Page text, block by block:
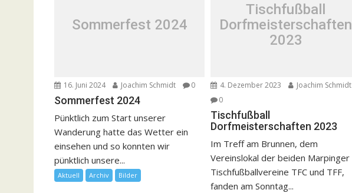
Sommerfest 2024
16. Juni 2024 Joachim Schmidt 0
Sommerfest 2024
Pünktlich zum Start unserer
Wanderung hatte das Wetter ein
einsehen und so konnten wir
pünktlich unsere...
Aktuell Archiv Bilder
Tischfußball
Dorfmeisterschaften
2023
4. Dezember 2023
Joachim Schmidt
0
Tischfußball
Dorfmeisterschaften 2023
Im Treff am Brunnen, dem
Vereinslokal der beiden Marpinger
Tischfußballvereine TFC und TFF,
fanden am Sonntag...